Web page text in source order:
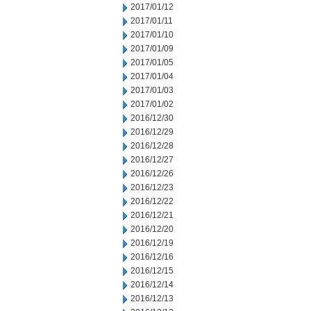
2017/01/12
2017/01/11
2017/01/10
2017/01/09
2017/01/05
2017/01/04
2017/01/03
2017/01/02
2016/12/30
2016/12/29
2016/12/28
2016/12/27
2016/12/26
2016/12/23
2016/12/22
2016/12/21
2016/12/20
2016/12/19
2016/12/16
2016/12/15
2016/12/14
2016/12/13